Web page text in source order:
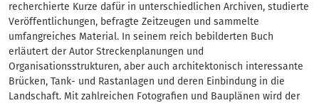
recherchierte Kurze dafür in unterschiedlichen Archiven, studierte
Veröffentlichungen, befragte Zeitzeugen und sammelte
umfangreiches Material. In seinem reich bebilderten Buch
erläutert der Autor Streckenplanungen und
Organisationsstrukturen, aber auch architektonisch interessante
Brücken, Tank- und Rastanlagen und deren Einbindung in die
Landschaft. Mit zahlreichen Fotografien und Bauplänen wird der